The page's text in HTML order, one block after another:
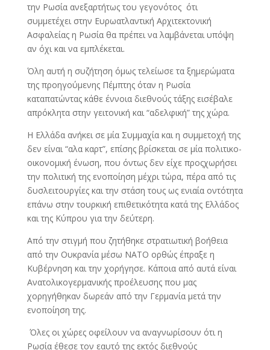
την Ρωσία ανεξαρτήτως του γεγονότος ότι
συμμετέχει στην Ευρωατλαντική Αρχιτεκτονική
Ασφαλείας η Ρωσία θα πρέπει να λαμβάνεται υπόψη
αν όχι και να εμπλέκεται.
Όλη αυτή η συζήτηση όμως τελείωσε τα ξημερώματα
της προηγούμενης Πέμπτης όταν η Ρωσία
καταπατώντας κάθε έννοια διεθνούς τάξης εισέβαλε
απρόκλητα στην γειτονική και “αδελφική” της χώρα.
Η Ελλάδα ανήκει σε μία Συμμαχία και η συμμετοχή της
δεν είναι “αλα καρτ”, επίσης βρίσκεται σε μία πολιτικο-
οικονομική ένωση, που όντως δεν είχε προςχωρήσει
την πολιτική της ενοποίηση μέχρι τώρα, πέρα από τις
δυσλειτουργίες και την στάση τους ως ενιαία οντότητα
επάνω στην τουρκική επιθετικότητα κατά της Ελλάδος
και της Κύπρου για την δεύτερη.
Από την στιγμή που ζητήθηκε στρατιωτική βοήθεια
από την Ουκρανία μέσω ΝΑΤΟ ορθώς έπραξε η
Κυβέρνηση και την χορήγησε. Κάποια από αυτά είναι
Ανατολικογερμανικής προέλευσης που μας
χορηγήθηκαν δωρεάν από την Γερμανία μετά την
ενοποίηση της.
Όλες οι χώρες οφείλουν να αναγνωρίσουν ότι η
Ρωσία έθεσε τον εαυτό της εκτός διεθνούς